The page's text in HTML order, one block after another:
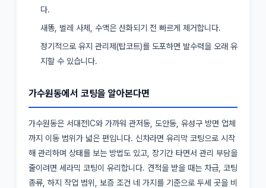
다.
새똥, 벌레 사체, 수액은 산화되기 전 빠르게 제거합니다.
정기적으로 유지 관리제(탑코트)를 도포하면 발수력을 오래 유
지할 수 있습니다.
가수원동에서 코팅을 알아본다면
가수원동은 서대전IC와 가까워 관저동, 도안동, 유성구 방면 업체
까지 이동 범위가 넓은 편입니다. 신차라면 유리막 코팅으로 시작
해 관리하며 상태를 보는 방법도 있고, 장기간 타면서 관리 부담을
줄이려면 세라믹 코팅이 유리합니다. 견적을 받을 때는 차급, 코팅
종류, 하지 작업 범위, 보증 조건 네 가지를 기준으로 두세 곳을 비